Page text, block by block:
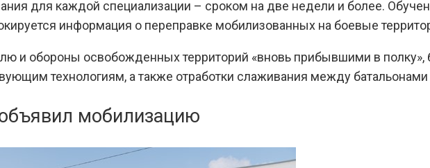
для каждой специализации – сроком на две недели и более.
информация о переправке мобилизованных на боевые
и обороны освобожденных территорий «вновь прибывшими в
технологиям, а также отработки слаживания между
мобилизацию